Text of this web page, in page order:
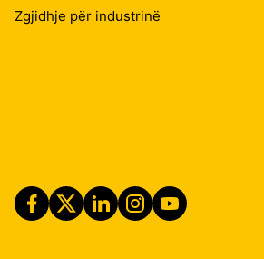
Zgjidhje për industrinë